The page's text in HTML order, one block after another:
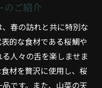
ランの魅力
都御池の味
しみ方
美味を楽しむ季節の
のご紹介
春の訪れと共に特別な
的な食材である桜鯛や
人々の舌を楽しませま
材を贅沢に使用し、桜
です。また、山菜の天